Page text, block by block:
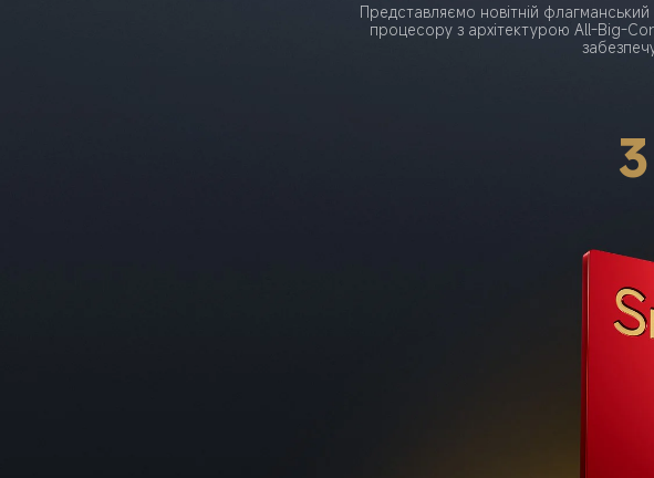
Представляємо новітній
процесору з архітектурою All-Big-